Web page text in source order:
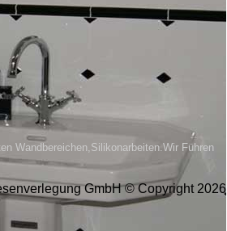
Wandbereichen,Silikonarbeiten.Wir Führen
GmbH © Copyright 2026